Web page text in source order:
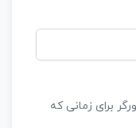
برای زمانی که